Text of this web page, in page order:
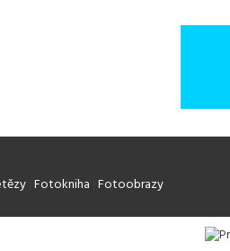
Fotokniha Fotoobrazy